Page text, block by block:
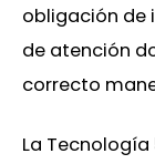
obligación de
de atención
correcto
La